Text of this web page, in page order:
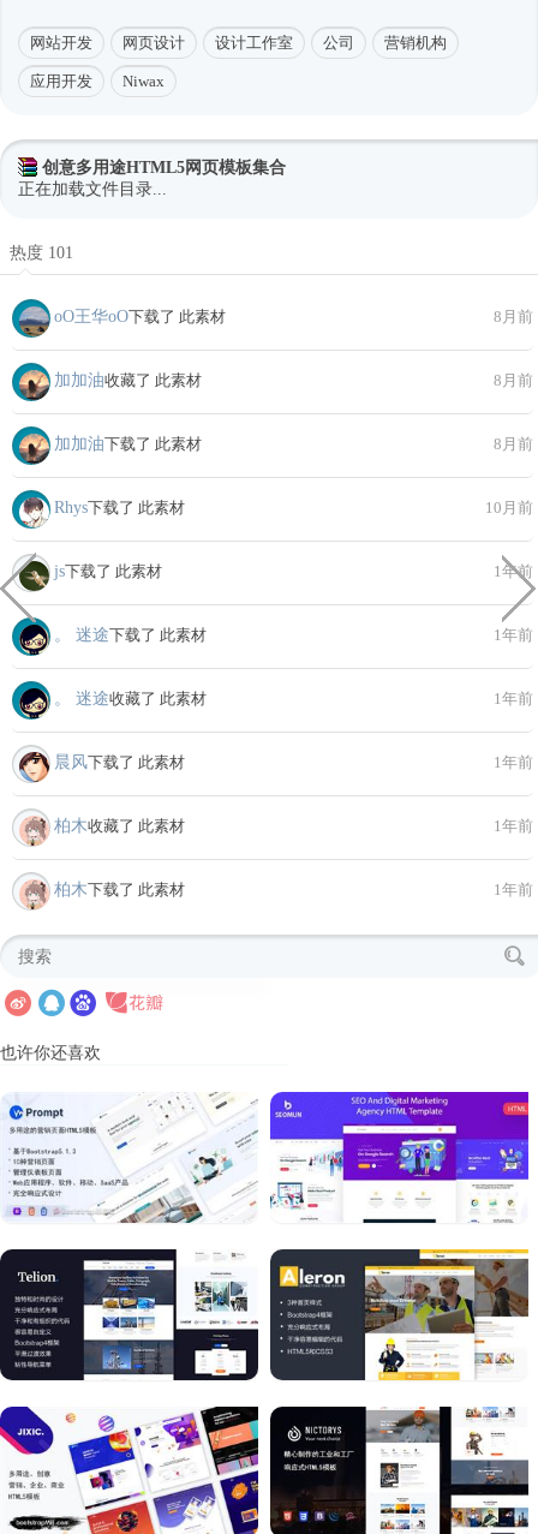
网站开发 网页设计 设计工作室 公司 营销机构
应用开发 Niwax
创意多用途HTML5网页模板集合
正在加载文件目录...
热度 101
oО王华oО下载了 此素材 8月前
加加油收藏了 此素材 8月前
加加油下载了 此素材 8月前
Rhys下载了 此素材 10月前
js下载了 此素材 1年前
。 迷途下载了 此素材 1年前
。 迷途收藏了 此素材 1年前
晨风下载了 此素材 1年前
柏木收藏了 此素材 1年前
柏木下载了 此素材 1年前
也许你还喜欢